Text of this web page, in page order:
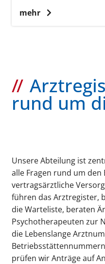
mehr
rund um
Unsere Abteilung ist
alle Fragen rund um den
vertragsärztliche
führen das Arztregister,
die Warteliste, beraten
Psychotherapeuten zur
die Lebenslange
prüfen wir Anträge auf